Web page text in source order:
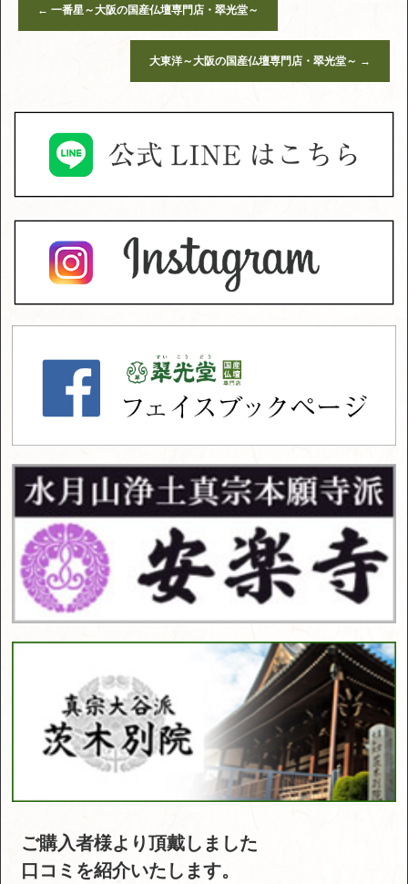
← 一番星～大阪の国産仏壇専門店・翠光堂～
大東洋～大阪の国産仏壇専門店・翠光堂～ →
ご購入者様より頂戴しました
口コミを紹介いたします。